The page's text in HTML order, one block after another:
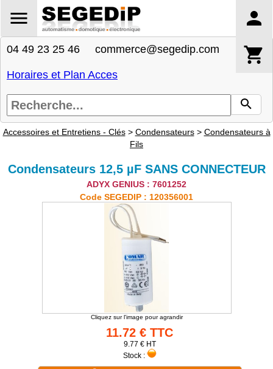
04 49 23 25 46 commerce@segedip.com
Horaires et Plan Acces
Accessoires et Entretiens - Clés> Condensateurs> Condensateurs à
Fils
Condensateurs 12,5 µF SANS CONNECTEUR
ADYX GENIUS : 7601252
Code SEGEDIP : 120356001
Cliquez sur l'image pour agrandir
11.72 € TTC
9.77 € HT
Stock :